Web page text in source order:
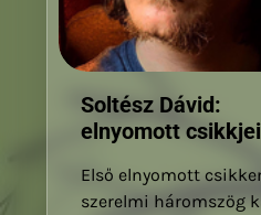
Soltész Dávid:
elnyomott
Első elnyomott
szerelmi háromszög